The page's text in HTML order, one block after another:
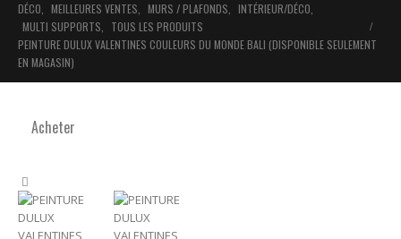
DÉCO
MEILLEURES VENTES MURS / PLAFONDS INTÉRIEUR/DÉCO
MULTI SUPPORTS
TOUS LES PRODUITS
PEINTURE DULUX VALENTINES COULEURS DU MONDE BALI (DISPONIBLE SEULEMENT
EN MAGASIN)
Acheter